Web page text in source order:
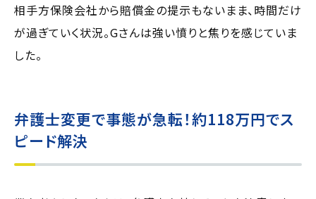
相手方保険会社から賠償金の提示もないまま、時間だけ
が過ぎていく状況。Gさんは強い憤りと焦りを感じていま
した。
弁護士変更で事態が急転！約118万円でス
ピード解決